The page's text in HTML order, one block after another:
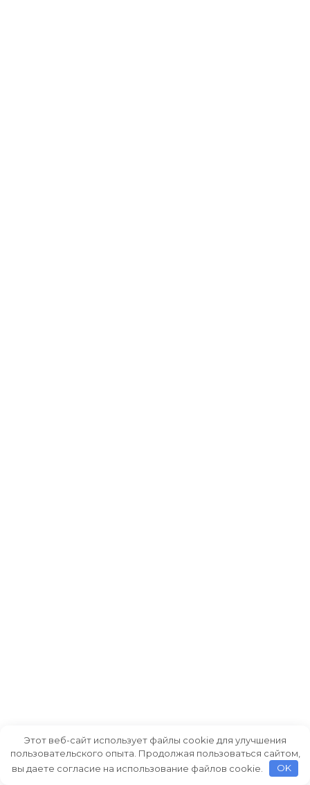
Этот веб-сайт использует файлы cookie для улучшения
пользовательского опыта. Продолжая пользоваться сайтом,
вы даете согласие на использование файлов cookie.
OK